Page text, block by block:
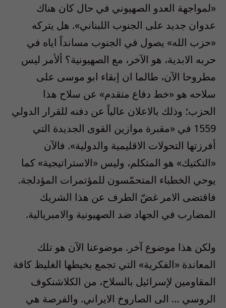
«لمواجهة العدو الصهيوني في حال كان هناك
عدوان جديد على الجنوب اللبناني». هل يتركه
«حزب الله» يصول في الجنوب مسانداً اياه في
حربه الابدية، هو الآخر، مع الصهيونية؟ ألأمر ليس
مطروحا الآن، طالما ان إبقاء ابو موسى على
سلاحه هو «خط دفاع متقدم» عن سلاح هذا
الحزب؛ وذلك بالاعلان عالياً عن دفنه للقرار الدولي
1559 في «مقبرة موازين القوى الجديدة التي
أفرزتها التحولات الاقليمية والدولية». فالآن
«التكتيك» هو المتكلم، وليس «الاستراتيجية» كما
يوحي الخطباء المتحمّسون للمؤتمرات المؤدلجة.
فاقتضى الامر غضّ الطرف عن هذا الشريك
المضارب في الجهاد ضد الصهيونية والامبريالية.
ولكن هذا موضوع آخر. موضوعنا الآن هو تلك
المعاندة «الفكرية» التي تجمع بخيطها الغليظ كافة
المقاومين لإسرائيل بالسلاح، من الكلاشنكوف
الروسي … الى الصاروخ الايراني. والفرصة هي